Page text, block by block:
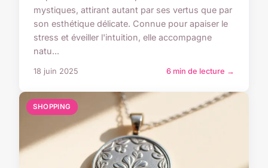
mystiques, attirant autant par ses vertus que par
son esthétique délicate. Connue pour apaiser le
stress et éveiller l'intuition, elle accompagne
natu...
18 juin 2025 6 min de lecture →
SHOPPING